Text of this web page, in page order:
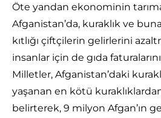
Öte yandan ekonominin
Afganistan’da, kuraklık ve
kıtlığı çiftçilerin gelirlerini
insanlar için de gıda
Milletler, Afganistan’daki
yaşanan en kötü
belirterek, 9 milyon Afgan’ın